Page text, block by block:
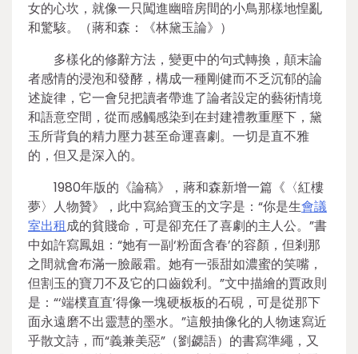
女的心坎，就像一只闖進幽暗房間的小鳥那樣地惶亂
和驚駭。（蔣和森：《林黛玉論》）
多樣化的修辭方法，變更中的句式轉換，顛末論
者感情的浸泡和發酵，構成一種剛健而不乏沉郁的論
述旋律，它一會兒把讀者帶進了論者設定的藝術情境
和語意空間，從而感觸感染到在封建禮教重壓下，黛
玉所背負的精力壓力甚至命運喜劇。一切是直不雅
的，但又是深入的。
1980年版的《論稿》，蔣和森新增一篇《〈紅樓
夢〉人物贊》，此中寫給寶玉的文字是：“你是生會議
室出租成的貧賤命，可是卻充任了喜劇的主人公。”書
中如許寫鳳姐：“她有一副‘粉面含春’的容顏，但剎那
之間就會布滿一臉嚴霜。她有一張甜如濃蜜的笑嘴，
但割玉的寶刀不及它的口齒銳利。”文中描繪的賈政則
是：“‘端樸直直’得像一塊硬板板的石硯，可是從那下
面永遠磨不出靈慧的墨水。”這般抽像化的人物速寫近
乎散文詩，而“義兼美惡”（劉勰語）的書寫準繩，又